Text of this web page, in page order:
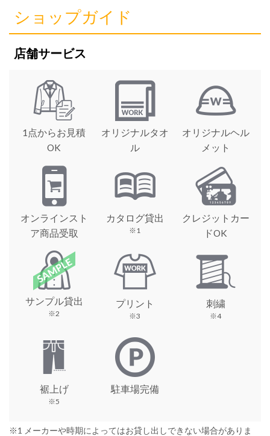
ショップガイド
店舗サービス
1点からお見積
OK
オリジナルタオ
ル
オリジナルヘル
メット
オンラインスト
ア商品受取
カタログ貸出
※1
クレジットカー
ドOK
サンプル貸出
※2
プリント
※3
刺繍
※4
裾上げ
※5
駐車場完備
※1 メーカーや時期によってはお貸し出しできない場合がありま